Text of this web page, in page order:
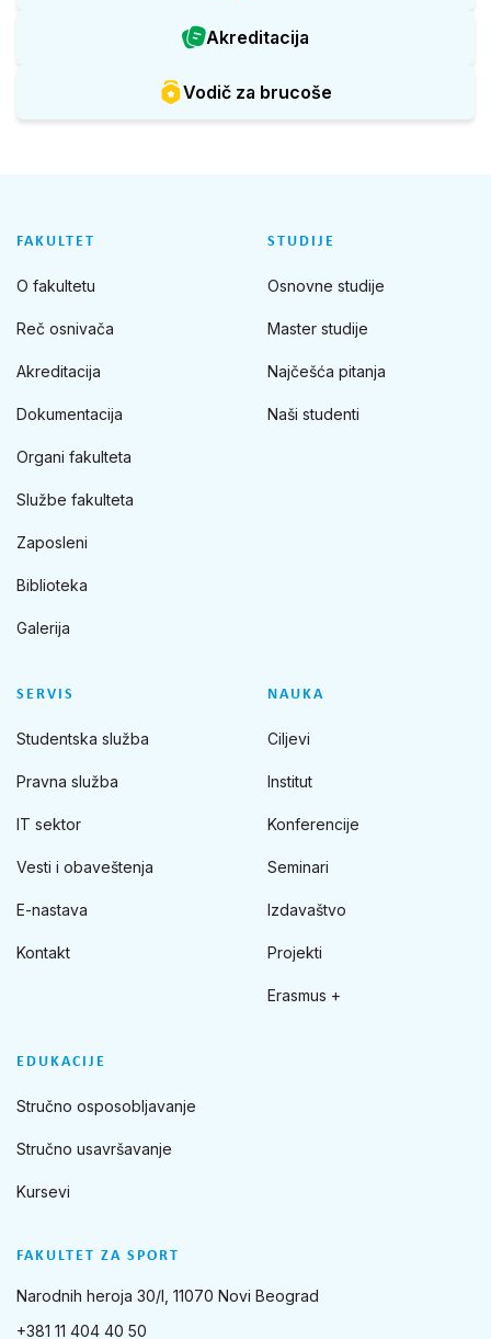
Akreditacija
Vodič za brucoše
FAKULTET ZA SPORT
Narodnih heroja 30/I, 11070 Novi Beograd
+381 11 404 40 50
FAKULTET
O fakultetu
Reč osnivača
Akreditacija
Dokumentacija
Organi fakulteta
Službe fakulteta
Zaposleni
Biblioteka
Galerija
STUDIJE
Osnovne studije
Master studije
Najčešća pitanja
Naši studenti
SERVIS
Studentska služba
Pravna služba
IT sektor
Vesti i obaveštenja
E-nastava
Kontakt
NAUKA
Ciljevi
Institut
Konferencije
Seminari
Izdavaštvo
Projekti
Erasmus +
EDUKACIJE
Stručno osposobljavanje
Stručno usavršavanje
Kursevi